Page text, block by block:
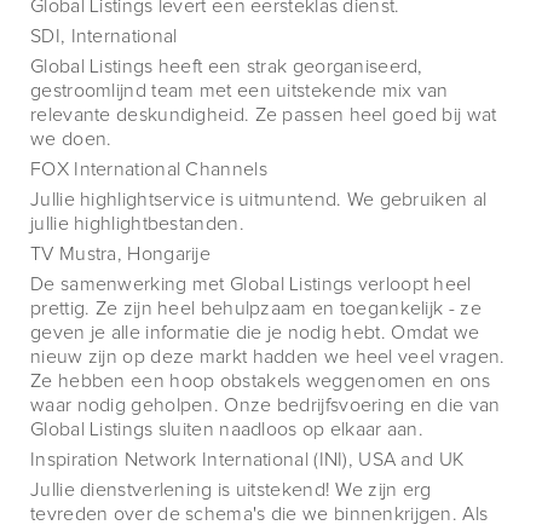
Global Listings levert een eersteklas dienst.
SDI, International
Global Listings heeft een strak georganiseerd,
gestroomlijnd team met een uitstekende mix van
relevante deskundigheid. Ze passen heel goed bij wat
we doen.
FOX International Channels
Jullie highlightservice is uitmuntend. We gebruiken al
jullie highlightbestanden.
TV Mustra, Hongarije
De samenwerking met Global Listings verloopt heel
prettig. Ze zijn heel behulpzaam en toegankelijk - ze
geven je alle informatie die je nodig hebt. Omdat we
nieuw zijn op deze markt hadden we heel veel vragen.
Ze hebben een hoop obstakels weggenomen en ons
waar nodig geholpen. Onze bedrijfsvoering en die van
Global Listings sluiten naadloos op elkaar aan.
Inspiration Network International (INI), USA and UK
Jullie dienstverlening is uitstekend! We zijn erg
tevreden over de schema's die we binnenkrijgen. Als